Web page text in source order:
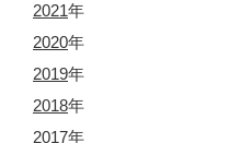
2021年
2020年
2019年
2018年
2017年